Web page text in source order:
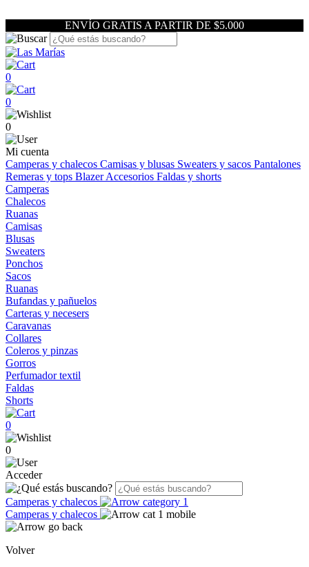
ENVÍO GRATIS A PARTIR DE $5.000
0
0
0
Mi cuenta
Camperas y chalecos Camisas y blusas Sweaters y sacos Pantalones
Remeras y tops BlazerAccesorios Faldas y shorts
Camperas
Chalecos
Ruanas
Camisas
Blusas
Sweaters
Ponchos
Sacos
Ruanas
Bufandas y pañuelos
Carteras y necesers
Caravanas
Collares
Coleros y pinzas
Gorros
Perfumador textil
Faldas
Shorts
0
0
Acceder
Camperas y chalecos
Camperas y chalecos
Volver